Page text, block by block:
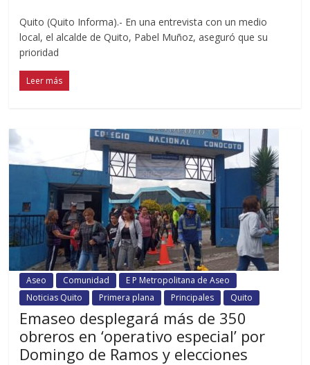
Quito (Quito Informa).- En una entrevista con un medio
local, el alcalde de Quito, Pabel Muñoz, aseguró que su
prioridad
Leer más
Aseo Comunidad
E P Metropolitana de Aseo
Noticias Quito
Primera plana Principales Quito
Emaseo desplegará más de 350
obreros en ‘operativo especial’ por
Domingo de Ramos y elecciones